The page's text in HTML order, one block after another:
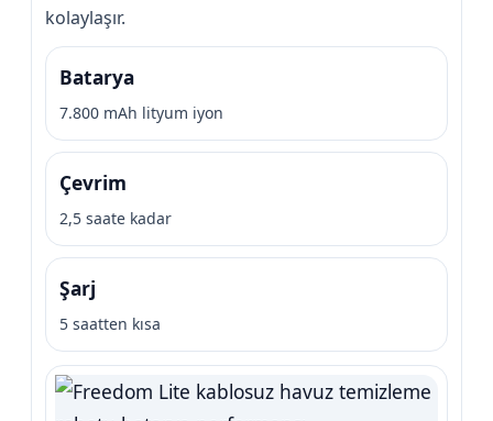
kolaylaşır.
Batarya
7.800 mAh lityum iyon
Çevrim
2,5 saate kadar
Şarj
5 saatten kısa